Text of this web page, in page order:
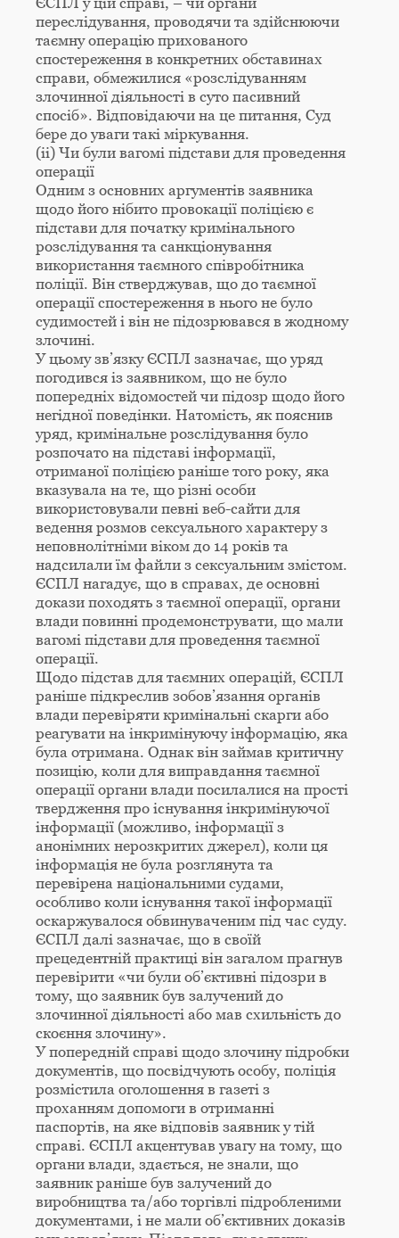
переслідування, проводячи та здійснюючи
таємну операцію прихованого
спостереження в конкретних обставинах
справи, обмежилися «розслідуванням
злочинної діяльності в суто пасивний
спосіб». Відповідаючи на це питання, Суд
бере до уваги такі міркування.
(ii) Чи були вагомі підстави для проведення
операції
Одним з основних аргументів заявника
щодо його нібито провокації поліцією є
підстави для початку кримінального
розслідування та санкціонування
використання таємного співробітника
поліції. Він стверджував, що до таємної
операції спостереження в нього не було
судимостей і він не підозрювався в жодному
злочині.
У цьому зв’язку ЄСПЛ зазначає, що уряд
погодився із заявником, що не було
попередніх відомостей чи підозр щодо його
негідної поведінки. Натомість, як пояснив
уряд, кримінальне розслідування було
розпочато на підставі інформації,
отриманої поліцією раніше того року, яка
вказувала на те, що різні особи
використовували певні веб-сайти для
ведення розмов сексуального характеру з
неповнолітніми віком до 14 років та
надсилали їм файли з сексуальним змістом.
ЄСПЛ нагадує, що в справах, де основні
докази походять з таємної операції, органи
влади повинні продемонструвати, що мали
вагомі підстави для проведення таємної
операції.
Щодо підстав для таємних операцій, ЄСПЛ
раніше підкреслив зобов’язання органів
влади перевіряти кримінальні скарги або
реагувати на інкримінуючу інформацію, яка
була отримана. Однак він займав критичну
позицію, коли для виправдання таємної
операції органи влади посилалися на прості
твердження про існування інкримінуючої
інформації (можливо, інформації з
анонімних нерозкритих джерел), коли ця
інформація не була розглянута та
перевірена національними судами,
особливо коли існування такої інформації
оскаржувалося обвинуваченим під час суду.
ЄСПЛ далі зазначає, що в своїй
прецедентній практиці він загалом прагнув
перевірити «чи були об’єктивні підозри в
тому, що заявник був залучений до
злочинної діяльності або мав схильність до
скоєння злочину».
У попередній справі щодо злочину підробки
документів, що посвідчують особу, поліція
розмістила оголошення в газеті з
проханням допомоги в отриманні
паспортів, на яке відповів заявник у тій
справі. ЄСПЛ акцентував увагу на тому, що
органи влади, здається, не знали, що
заявник раніше був залучений до
виробництва та/або торгівлі підробленими
документами, і не мали об’єктивних доказів